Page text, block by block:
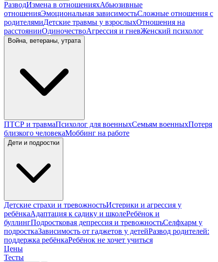
РазводИзмена в отношенияхАбьюзивные
отношенияЭмоциональная зависимостьСложные отношения с
родителямиДетские травмы у взрослыхОтношения на
расстоянииОдиночествоАгрессия и гневЖенский психолог
Война, ветераны, утрата
ПТСР и травмаПсихолог для военныхСемьям военныхПотеря
близкого человекаМоббинг на работе
Дети и подростки
Детские страхи и тревожностьИстерики и агрессия у
ребёнкаАдаптация к садику и школеРебёнок и
буллингПодростковая депрессия и тревожностьСелфхарм у
подросткаЗависимость от гаджетов у детейРазвод родителей:
поддержка ребёнкаРебёнок не хочет учиться
Цены
Тесты